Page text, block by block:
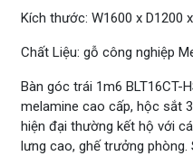
Kích thước: W1600 x D1200
Chất Liệu: gỗ công nghiệp
Bàn góc trái 1m6 BLT16CT-
melamine cao cấp, hộc sắt
hiện đại thường kết hộ với
lưng cao, ghế trưởng